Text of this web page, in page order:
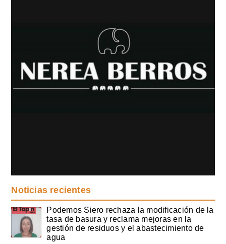
Noticias recientes
Podemos Siero rechaza la modificación de la
tasa de basura y reclama mejoras en la
gestión de residuos y el abastecimiento de
agua